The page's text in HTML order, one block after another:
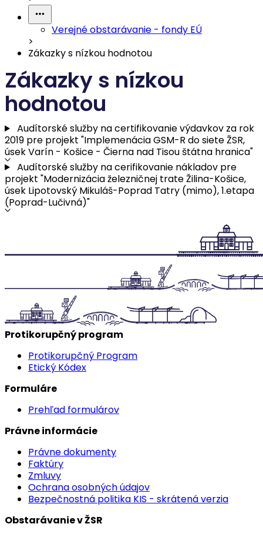
Verejné obstarávanie - fondy EÚ
>
Zákazky s nízkou hodnotou
Zákazky s nízkou
hodnotou
Audítorské služby na certifikovanie výdavkov za rok
2019 pre projekt "Implemenácia GSM-R do siete ŽSR,
úsek Varín - Košice - Čierna nad Tisou štátna hranica"
Audítorské služby na cerifikovanie nákladov pre
projekt "Modernizácia železničnej trate Žilina-Košice,
úsek Lipotovský Mikuláš-Poprad Tatry (mimo), 1.etapa
(Poprad-Lučivná)"
Protikorupčný program
Protikorupčný Program
Etický Kódex
Formuláre
Prehľad formulárov
Právne informácie
Právne dokumenty
Faktúry
Zmluvy
Ochrana osobných údajov
Bezpečnostná politika KIS - skrátená verzia
Obstarávanie v ŽSR